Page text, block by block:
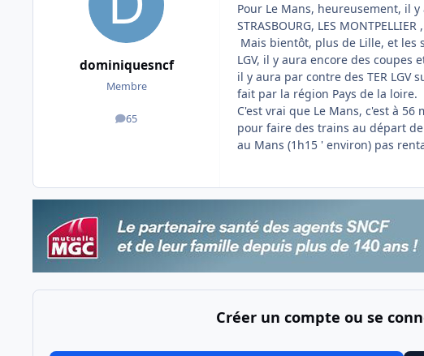
dominiquesncf
Membre
65
messages
Pour Le Mans, heureusement, il
STRASBOURG, LES
Mais bientôt, plus de Lille, et les
LGV, il y aura encore des coupes
il y aura par contre des TER LGV
fait par la région Pays de la loire.
C'est vrai que Le Mans, c'est à
pour faire des trains au départ
au Mans (1h15 ' environ) pas
Créer un compte ou se